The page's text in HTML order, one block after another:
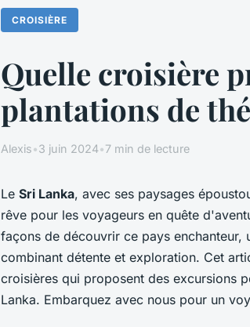
CROISIÈRE
Quelle croisière
plantations de
Alexis•3 juin 2024•7 min de lecture
Le Sri Lanka, avec ses paysages
rêve pour les voyageurs en quête
façons de découvrir ce pays enchanteur,
combinant détente et exploration. Cet
croisières qui proposent des excursions
Lanka. Embarquez avec nous pour un